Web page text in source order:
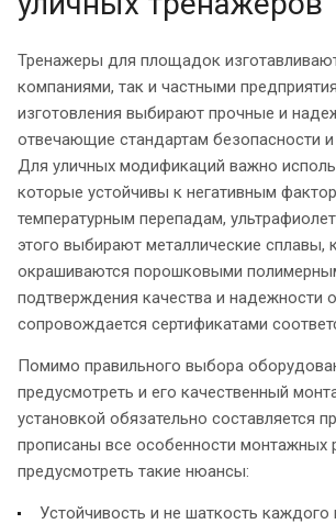
Тренажеры для площадок
компаниями, так и частными
изготовления выбирают прочные и
отвечающие стандартам безопасности и
Для уличных модификаций важно
которые устойчивы к негативным
температурным перепадам,
этого выбирают металлические сплавы,
окрашиваются порошковыми
подтверждения качества и надежности
сопровождается сертификатами
Помимо правильного выбора
предусмотреть и его качественный
установкой обязательно составляется
прописаны все особенности монтажных
предусмотреть такие нюансы:
Устойчивость и не шаткость каждого